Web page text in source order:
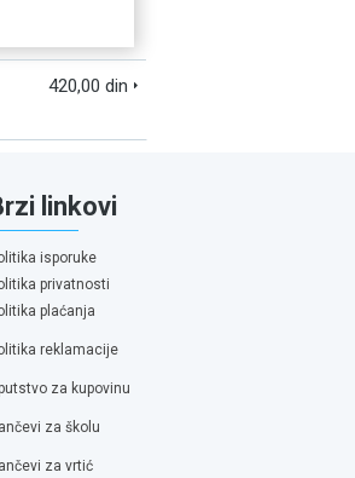
420,00 din
linkovi
isporuke
privatnosti
plaćanja
reklamacije
za kupovinu
za školu
za vrtić